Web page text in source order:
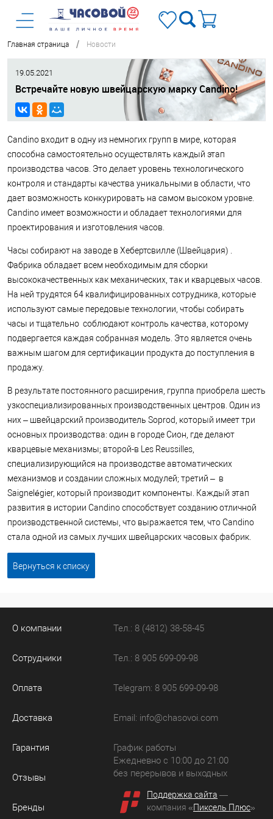
Главная страница / Новости
19.05.2021
Встречайте новую швейцарскую марку Candino!
Candino входит в одну из немногих групп в мире, которая
способна самостоятельно осуществлять каждый этап
производства часов. Это делает уровень технологического
контроля и стандарты качества уникальными в области, что
дает возможность конкурировать на самом высоком уровне.
Candino имеет возможности и обладает технологиями для
проектирования и изготовления часов.
Часы собирают на заводе в Хебертсвилле (Швейцария) .
Фабрика обладает всем необходимым для сборки
высококачественных как механических, так и кварцевых часов.
На ней трудятся 64 квалифицированных сотрудника, которые
используют самые передовые технологии, чтобы собирать
часы и тщательно соблюдают контроль качества, которому
подвергается каждая собранная модель. Это является очень
важным шагом для сертификации продукта до поступления в
продажу.
В результате постоянного расширения, группа приобрела шесть
узкоспециализированных производственных центров. Один из
них – швейцарский производитель Soprod, который имеет три
основных производства: один в городе Сион, где делают
кварцевые механизмы; второй-в Les Reussilles,
специализирующийся на производстве автоматических
механизмов и создании сложных модулей; третий – в
Saignelégier, который производит компоненты. Каждый этап
развития в истории Candino способствует созданию отличной
производственной системы, что выражается тем, что Candino
стала одной из самых лучших швейцарских часовых фабрик.
Вернуться к списку
О компании
Сотрудники
Оплата
Доставка
Гарантия
Отзывы
Бренды
Тел.: 8 (4812) 38-58-45
Тел.: 8 905 699-09-98
Telegram: 8 905 699-09-98
Email: info@chasovoi.com
График работы
Ежедневно с 10:00 до 21:00
без перерывов и выходных
Поддержка сайта —
компания «Пиксель Плюс»